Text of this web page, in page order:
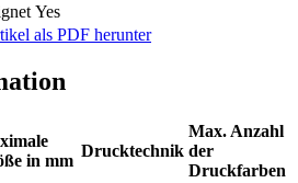
Yes
als PDF herunter
in mm
Drucktechnik
Max. Anzahl
der
Druckfarben